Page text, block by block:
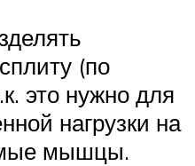
(по
это нужно для
нагрузки на
мышцы.